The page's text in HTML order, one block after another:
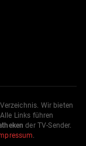
Wir bieten
Links führen
der TV-Sender.
.